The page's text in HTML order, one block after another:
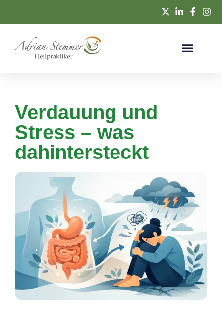
Verdauung und
Stress – was
dahintersteckt